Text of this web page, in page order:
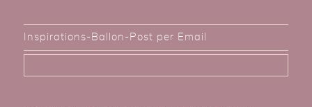
Inspirations-Ballon-Post per Email